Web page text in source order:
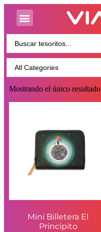
Mostrando el único resultado
Mini Billetera El
Principito